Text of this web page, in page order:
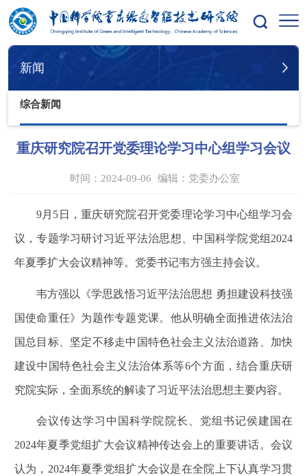
您的位置：首页 新闻 综合新闻
新闻
综合新闻
重庆研究院召开党委理论学习中心组学习会议
时间：2024-09-06 编辑： 党委办公室
9月 5 日，重庆研究院召开党委理论学习中心组学习会
议，专题学习研讨习近平法治思想、中国科学院党组 2024
年夏季扩大会议精神等。党委书记韦方强主持会议。
韦方强以《学思践悟习近平法治思想 勇担建设科技强
国使命重任》为题作专题党课。他从明确全面推进依法治
国总目标、坚定不移走中国特色社会主义法治道路、加快
建设中国特色社会主义法治体系等6个方面，结合重庆研
究院实际，全面系统的解读了习近平法治思想主要内容。
会议传达学习中国科学院院长、党组书记侯建国在
2024年夏季党组扩大会议精神传达会上的重要讲话。会议
认为， 2024年夏季党组扩大会议是在全院上下认真学习贯